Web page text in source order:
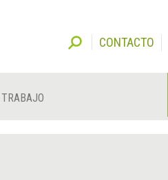
CONTACTO